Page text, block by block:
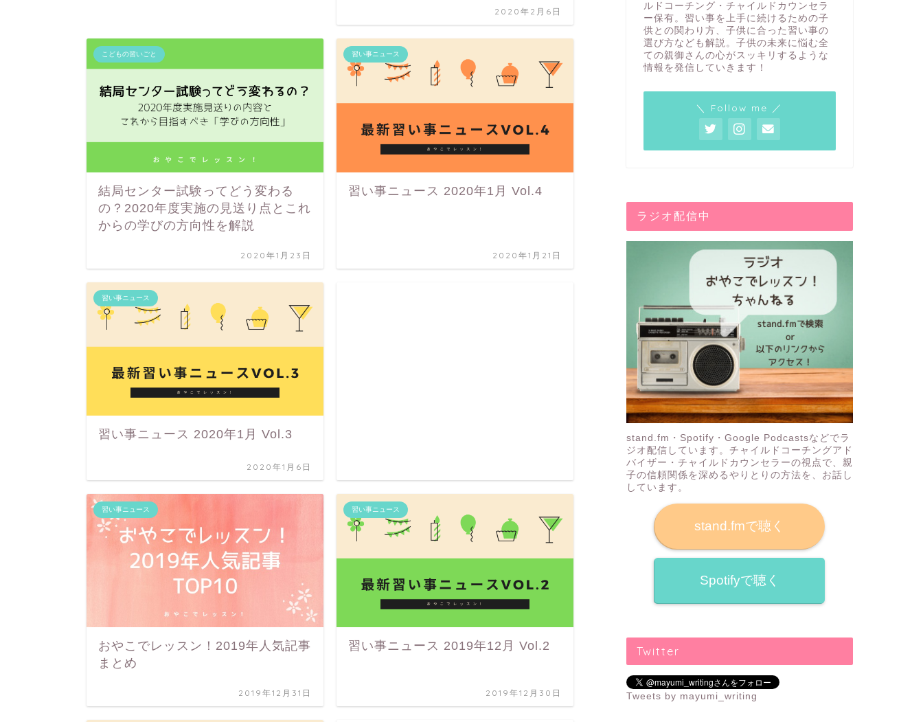
2020年2月6日
こどもの習いごと
結局センター試験ってどう変わる
の？2020年度実施の見送り点とこれ
からの学びの方向性を解説
2020年1月23日
習い事ニュース
習い事ニュース 2020年1月 Vol.4
2020年1月21日
習い事ニュース
習い事ニュース 2020年1月 Vol.3
2020年1月6日
習い事ニュース
おやこでレッスン！2019年人気記事
まとめ
2019年12月31日
習い事ニュース
習い事ニュース 2019年12月 Vol.2
2019年12月30日
2020年8月20日
プログラミング
ンプログラミングスクール！自宅で
学ぶ方法も一挙公開
2020年5月4日
可愛くてハイテク！LOVOT（らぼ
っと）の魅力をLOVOT MUSEUMで
堪能してきた
プログラミング
リタリコワンダーの「ワンダーメイ
クフェス6」 に小学2年生の娘と参
ルドコーチング・チャイルドカウンセラ
ー保有。習い事を上手に続けるための子
供との関わり方、子供に合った習い事の
選び方なども解説。子供の未来に悩む全
ての親御さんの心がスッキリするような
情報を発信していきます！
＼ Follow me ／
ラジオ配信中
stand.fm・Spotify・Google Podcastsなどでラ
ジオ配信しています。チャイルドコーチングアド
バイザー・チャイルドカウンセラーの視点で、親
子の信頼関係を深めるやりとりの方法を、お話し
しています。
stand.fmで聴く
Spotifyで聴く
Twitter
Tweets by mayumi_writing